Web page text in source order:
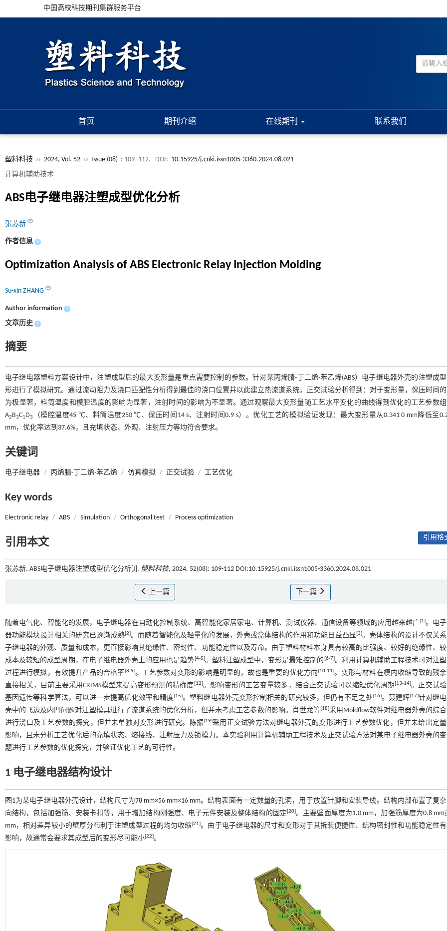
中国高校科技期刊集群服务平台
首页 期刊介绍 在线期刊 联系我们
塑料科技 ›› 2024, Vol. 52 ›› Issue (08) : 109 -112. DOI: 10.15925/j.cnki.issn1005-3360.2024.08.021
计算机辅助技术
ABS电子继电器注塑成型优化分析
张苏新
作者信息 +
Optimization Analysis of ABS Electronic Relay Injection Molding
Su-xin ZHANG
Author information +
文章历史 +
摘要
电子继电器塑料方案设计中，注塑成型后的最大变形量是重点需要控制的参数。针对某丙烯腈-丁二烯-苯乙烯(ABS）电子继电器外壳的注塑成
形进行了模拟研究。通过流动阻力及浇口匹配性分析得到最佳的浇口位置并以此建立热流道系统。正交试验分析得到：对于变形量，保压时间
为极显著，料筒温度和模腔温度的影响为显著，注射时间的影响为不显著。通过观察最大变形量随工艺水平变化的曲线得到优化的工艺参数
A2B3C1D3
（模腔温度45 ℃、料筒温度250 ℃、保压时间14 s、注射时间0.9 s）。优化工艺的模拟验证发现：最大变形量从0.341 0 mm降低至
mm，优化率达到37.6%，且充填状态、外观、注射压力等均符合要求。
关键词
电子继电器 / 丙烯腈-丁二烯-苯乙烯 / 仿真模拟 / 正交试验 / 工艺优化
Key words
Electronic relay / ABS / Simulation / Orthogonal test / Process optimization
引用本文 引用格
张苏新. ABS电子继电器注塑成型优化分析[J]. 塑料科技, 2024, 52(08): 109-112 DOI:10.15925/j.cnki.issn1005-3360.2024.08.021
上一篇 下一篇
随着电气化、智能化的发展，电子继电器在自动化控制系统、高智能化家居家电、计算机、测试仪器、通信设备等领域的应用越来越广[1]。电
器功能模块设计相关的研究已逐渐成熟[2]。而随着智能化及轻量化的发展，外壳或盒体结构的作用和功能日益凸显[3]。壳体结构的设计不仅关
子继电器的外观、质量和成本，更直接影响其绝缘性、密封性、功能稳定性以及寿命。由于塑料材料本身具有较高的比强度、较好的绝缘性、
成本及较短的成型周期，在电子继电器外壳上的应用也是趋势[4-5]。塑料注塑成型中，变形是最难控制的 [6-7]。利用计算机辅助工程技术可对注
过程进行模拟，有效提升产品的合格率[8-9]。工艺参数对变形的影响是明显的，故也是重要的优化方向 [10-11]。变形与材料在模内收缩导致的残
直接相关，目前主要采用CRIMS模型来提高变形预测的精确度 [12]。影响变形的工艺变量较多，结合正交试验可以缩短优化周期 [13-14]。正交试
基因遗传等科学算法，可以进一步提高优化效率和精度[15]。塑料继电器外壳变形控制相关的研究较多，但仍有不足之处[16]。聂建辉[17]针对继
壳中的飞边及内凹问题对注塑模具进行了流道系统的优化分析，但并未考虑工艺参数的影响。肖世龙等[18]采用Moldflow软件对继电器外壳的综
进行浇口及工艺参数的探究，但并未单独对变形进行研究。陈振[19]采用正交试验方法对继电器外壳的变形进行工艺参数优化，但并未给出定
影响，且未分析工艺优化后的充填状态、熔接线、注射压力及锁模力。本实验利用计算机辅助工程技术及正交试验方法对某电子继电器外壳的变
题进行工艺参数的优化探究，并验证优化工艺的可行性。
1 电子继电器结构设计
图1为某电子继电器外壳设计，结构尺寸为78 mm×56 mm×16 mm。结构表面有一定数量的孔洞，用于放置针脚和安装导线。结构内部布置了复
向结构，包括加强筋、安装卡扣等，用于增加结构刚强度、电子元件安装及整体结构的固定[20]。主要壁面厚度为1.0 mm，加强筋厚度为0.8 mm
mm，相对差异较小的壁厚分布利于注塑成型过程的均匀收缩[21]。由于电子继电器的尺寸和变形对于其拆装便捷性、结构密封性和功能稳定性
影响，故通常会要求其成型后的变形尽可能小[22]。